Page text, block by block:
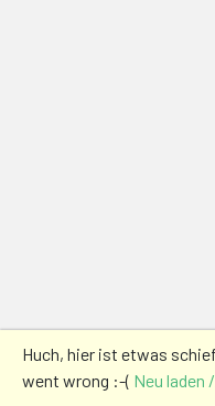
Huch, hier ist etwas
went wrong :-( Neu laden